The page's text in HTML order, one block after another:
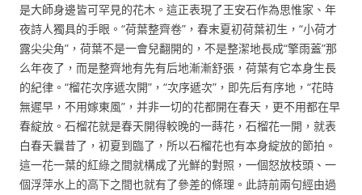
是大師身邊皆可罕見的花木。這正表現了王安石作為思惟家、年
夜詩人獨具的手眼。“荷葉整齊卷”，春末夏初荷葉初生，“小荷才
露尖尖角”，荷葉不是一會兒翻開的，不是整潔地長成“擎雨蓋”那
么年夜了，而是整齊地有先有后地漸漸舒張，荷葉有它本身生長
的紀律。“榴花次序遞次開”，“次序遞次”，即先后有序地，“花時
無遲早，不用嫁東風”，并非一切的花都開在春天，更不用都在早
春綻放。石榴花就是春天開得較晚的一蒔花，石榴花一開，就表
白春天曩昔了，初夏到臨了，所以石榴花也有本身綻放的節拍。
這一花一葉的紅綠之間就構成了光鮮的對照，一個怒放枝頭、一
個浮萍水上的高下之間也就有了參差的條理。此詩前兩句經由過